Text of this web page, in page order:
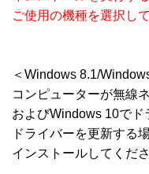
ご使用の機種を選択し
＜Windows 8.1/
コンピューターが無線
およびWindows 10で
ドライバーを更新する
インストールしてくださ